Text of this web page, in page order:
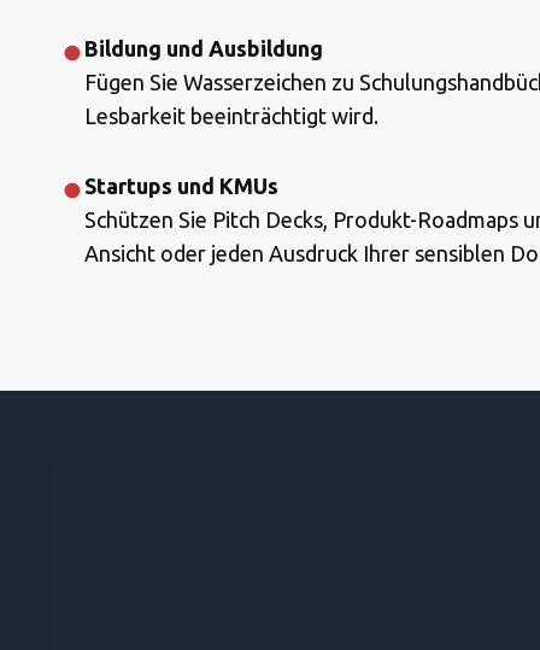
Bildung und Ausbildung
Fügen Sie Wasserzeichen zu
Lesbarkeit beeinträchtigt wird.
Startups und KMUs
Schützen Sie Pitch Decks, Produkt-Roadmaps
Ansicht oder jeden Ausdruck Ihrer sensiblen